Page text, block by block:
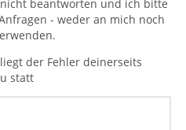
beantworten und ich bitte
- weder an mich noch
der Fehler deinerseits
statt